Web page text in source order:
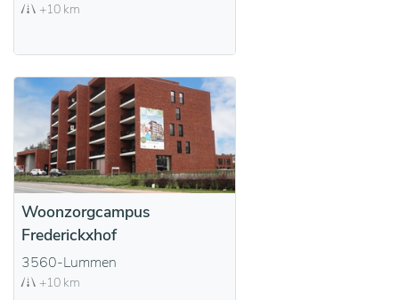
+10 km
Woonzorgcampus
Frederickxhof
3560-Lummen
+10 km